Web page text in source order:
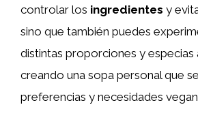
controlar los ingredientes y
sino que también puedes
distintas proporciones y especias
creando una sopa personal que
preferencias y necesidades